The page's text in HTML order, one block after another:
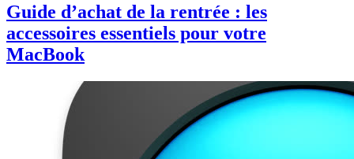
Guide d’achat de la rentrée : les
accessoires essentiels pour votre
MacBook